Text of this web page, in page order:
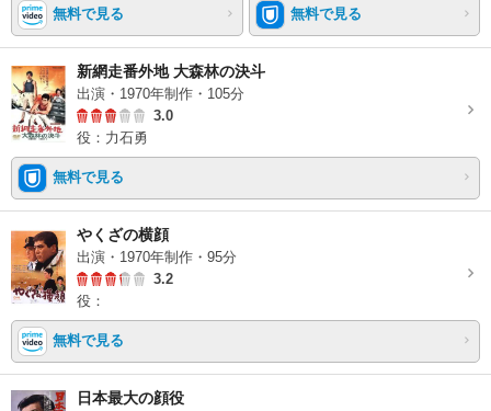
無料で見る 無料で見る
新網走番外地 大森林の決斗
出演・1970年制作・105分
3.0
役：力石勇
無料で見る
やくざの横顔
出演・1970年制作・95分
3.2
役：
無料で見る
日本最大の顔役